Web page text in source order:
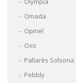
Omada
Opinel
Oxo
Pallarès Solsona
Pebbly